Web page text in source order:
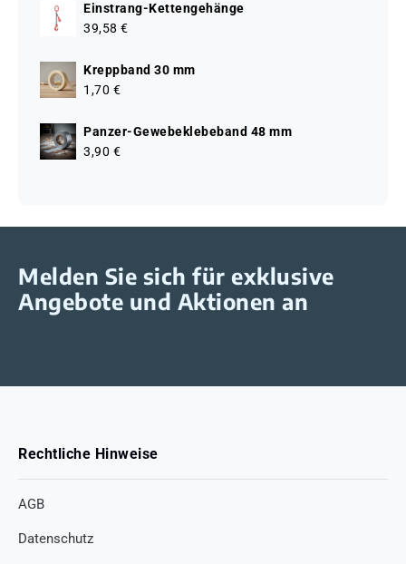
Einstrang-Kettengehänge
39,58 €
Kreppband 30 mm
1,70 €
Panzer-Gewebeklebeband 48 mm
3,90 €
Melden Sie sich für exklusive
Angebote und Aktionen an
Rechtliche Hinweise
AGB
Datenschutz